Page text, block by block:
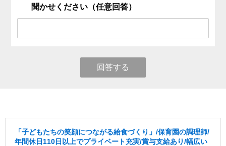
聞かせください（任意回答）
回答する
「子どもたちの笑顔につながる給食づくり」/保育園の調理師/
年間休日110日以上でプライベート充実/賞与支給あり/幅広い